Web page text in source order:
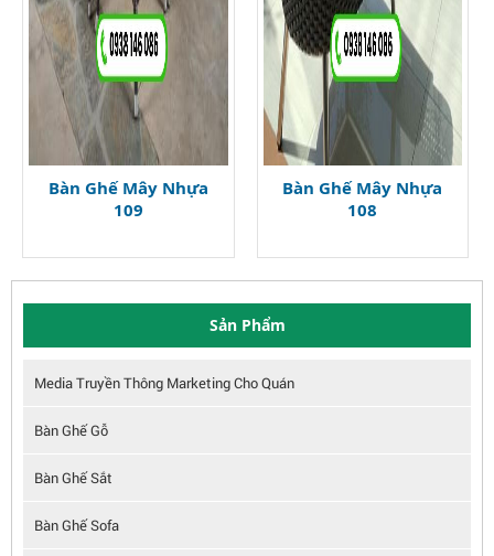
Sản Phẩm
Media Truyền Thông Marketing Cho Quán
Bàn Ghế Gỗ
Bàn Ghế Sắt
Bàn Ghế Sofa
Bàn Ghế Mây Nhựa
109
Bàn Ghế Mây Nhựa
108